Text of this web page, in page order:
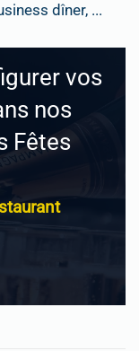
dîner, ...
vos
nos
Fêtes